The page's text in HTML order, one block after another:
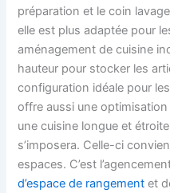
préparation et le coin
elle est plus adaptée pour
aménagement de cuisine
hauteur pour stocker les
configuration idéale pour
offre aussi une optimisation
une cuisine longue et
s’imposera. Celle-ci
espaces. C’est
d’espace de rangement et